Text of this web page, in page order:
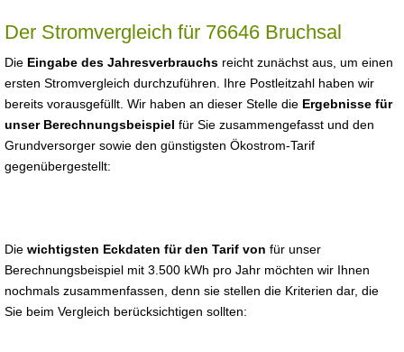
Der Stromvergleich für 76646 Bruchsal
Die Eingabe des Jahresverbrauchs reicht zunächst aus, um einen
ersten Stromvergleich durchzuführen. Ihre Postleitzahl haben wir
bereits vorausgefüllt. Wir haben an dieser Stelle die Ergebnisse für
unser Berechnungsbeispiel für Sie zusammengefasst und den
Grundversorger sowie den günstigsten Ökostrom-Tarif
gegenübergestellt:
Die wichtigsten Eckdaten für den Tarif von für unser
Berechnungsbeispiel mit 3.500 kWh pro Jahr möchten wir Ihnen
nochmals zusammenfassen, denn sie stellen die Kriterien dar, die
Sie beim Vergleich berücksichtigen sollten: